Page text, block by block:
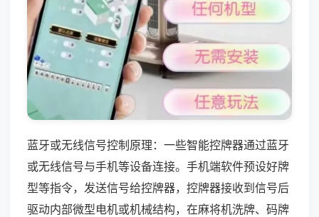
蓝牙或无线信号控制原理：一些智能控牌器通过蓝牙
或无线信号与手机等设备连接。手机端软件预设好牌
型等指令，发送信号给控牌器，控牌器接收到信号后
驱动内部微型电机或机械结构，在麻将机洗牌、码牌